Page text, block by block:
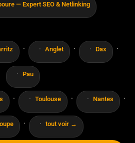
— Expert SEO & Netlinking
· Anglet · Dax ·
Pau
· Toulouse · Nantes ·
· tout voir →